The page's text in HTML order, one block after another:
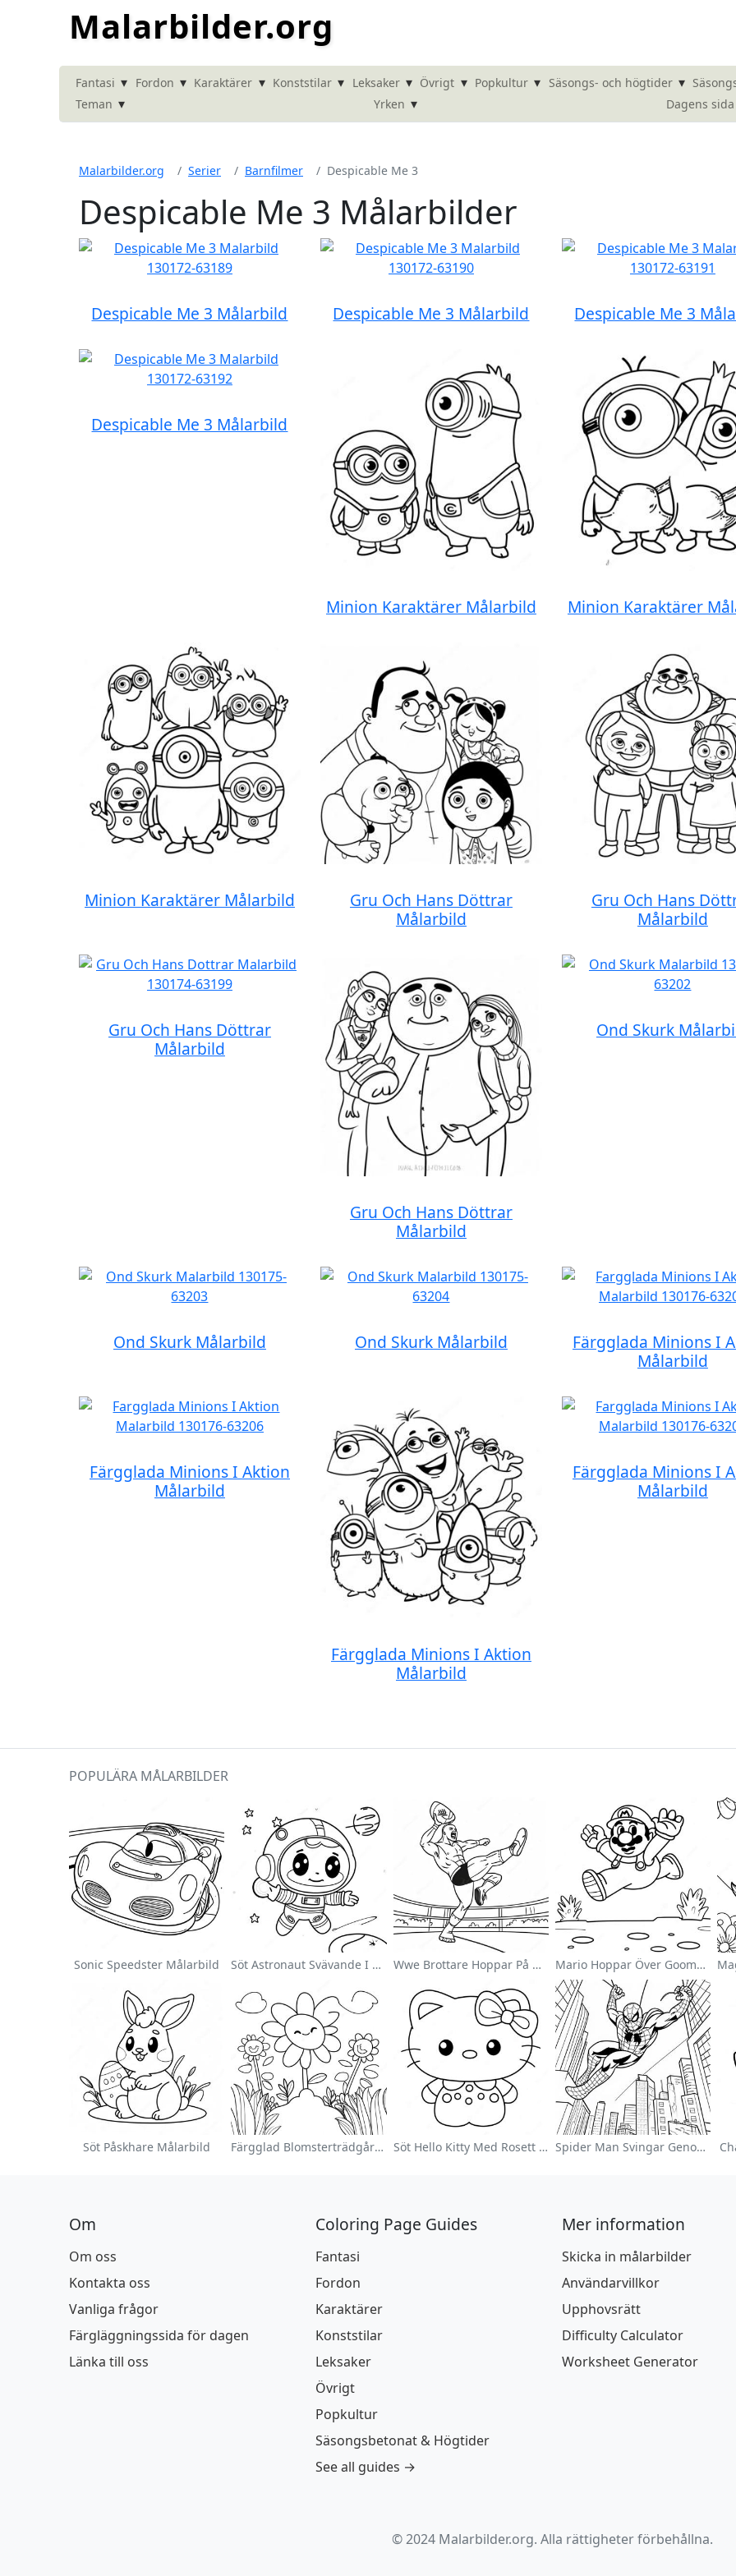
Malarbilder.org
Fantasi ▾ Fordon ▾ Karaktärer ▾ Konststilar ▾ Leksaker ▾ Övrigt ▾ Popkultur ▾ Säsongs- och högtider ▾
Teman ▾ Yrken ▾ Dagens sida
Malarbilder.org Serier Barnfilmer Despicable Me 3
Despicable Me 3 Målarbilder
Despicable Me 3 Målarbild Despicable Me 3 Målarbild Despicable Me 3
Despicable Me 3 Målarbild
Minion Karaktärer Målarbild Minion Karaktärer
Minion Karaktärer Målarbild
Gru Och Hans Döttrar
Målarbild
Gru Och Hans
Målarbild
Gru Och Hans Döttrar
Målarbild
Gru Och Hans Döttrar
Målarbild
Ond Skurk
Ond Skurk Målarbild Ond Skurk Målarbild
Färgglada Minions I
Målarbild
Färgglada Minions I Aktion
Målarbild
Färgglada Minions I Aktion
Målarbild
Färgglada Minions I
Målarbild
POPULÄRA MÅLARBILDER
Sonic Speedster Målarbild Söt Astronaut Svävande I Rymden Målarbild Wwe Brottare Hoppar På Motståndare Målarbild Mario Hoppar Över Goombas Målarbild
Söt Påskhare Målarbild Färgglad Blomsterträdgård Målarbild Söt Hello Kitty Med Rosett Målarbild Spider Man Svingar Genom Staden Målarbild
Om
Om oss
Kontakta oss
Vanliga frågor
Färgläggningssida för dagen
Länka till oss
Coloring Page Guides
Fantasi
Fordon
Karaktärer
Konststilar
Leksaker
Övrigt
Popkultur
Säsongsbetonat & Högtider
See all guides →
Mer information
Skicka in målarbilder
Användarvillkor
Upphovsrätt
Difficulty Calculator
Worksheet Generator
© 2024 Malarbilder.org. Alla rättigheter förbehållna.